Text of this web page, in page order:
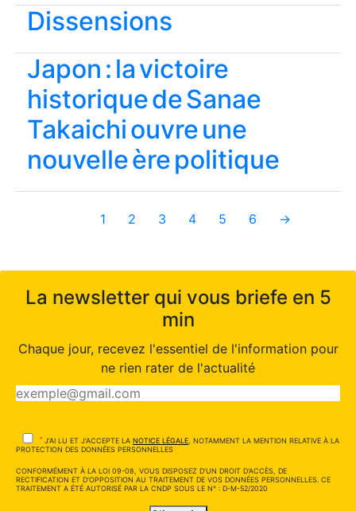
Dissensions
Japon : la victoire
historique de Sanae
Takaichi ouvre une
nouvelle ère politique
1 2 3 4 5 6 →
La newsletter qui vous briefe en 5
min
Chaque jour, recevez l'essentiel de l'information pour
ne rien rater de l'actualité
* J'AI LU ET J'ACCEPTE LA NOTICE LÉGALE , NOTAMMENT LA MENTION RELATIVE À LA
PROTECTION DES DONNÉES PERSONNELLES
CONFORMÉMENT À LA LOI 09-08, VOUS DISPOSEZ D'UN DROIT D'ACCÈS, DE
RECTIFICATION ET D'OPPOSITION AU TRAITEMENT DE VOS DONNÉES PERSONNELLES. CE
TRAITEMENT A ÉTÉ AUTORISÉ PAR LA CNDP SOUS LE N° : D-M-52/2020